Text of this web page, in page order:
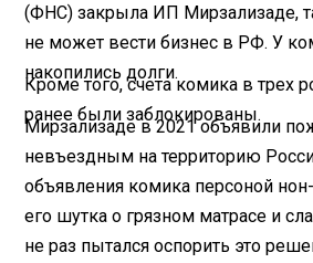
(ФНС) закрыла ИП Мирзализаде,
не может вести бизнес в РФ. У
накопились долги.
Кроме того, счета комика в трех
ранее были заблокированы.
Мирзализаде в 2021 объявили
невъездным на территорию
объявления комика персоной
его шутка о грязном матрасе и
не раз пытался оспорить это